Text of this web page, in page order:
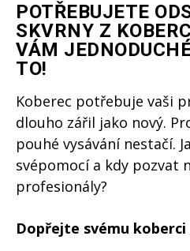
POTŘEBUJETE
SKVRNY Z
VÁM
TO!
Koberec potřebuje vaši
dlouho zářil jako nový.
pouhé vysávání nestačí.
svépomocí a kdy pozvat
profesionály?
Dopřejte svému